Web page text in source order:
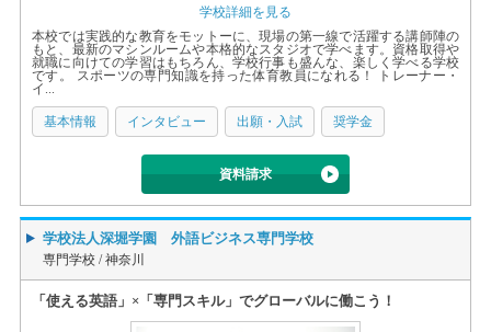
学校詳細を見る
本校では実践的な教育をモットーに、現場の第一線で活躍する講師陣の
もと、最新のマシンルームや本格的なスタジオで学べます。資格取得や
就職に向けての学習はもちろん、学校行事も盛んな、楽しく学べる学校
です。 スポーツの専門知識を持った体育教員になれる！ トレーナー・
イ...
基本情報 インタビュー 出願・入試 奨学金
資料請求
学校法人深堀学園 外語ビジネス専門学校
専門学校 /神奈川
「使える英語」×「専門スキル」でグローバルに働こう！